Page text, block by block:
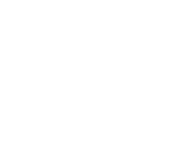
シアルキル・ラウ
ジメチコン・
ン酸／グリセリ
クリスタリンワッ
果実油・ゴマ種子
コルビル・トコフ